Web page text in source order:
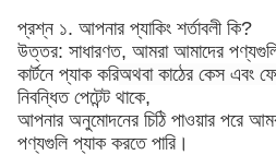
প্রশ্ন ১. আপনার প্যাকিং শর্তাবলী কি?
উত্তর: সাধারণত, আমরা আমাদের পণ্যগুলি
কার্টনে প্যাক করিঅথবা কাঠের কেস এবং
নিবন্ধিত পেটেন্ট থাকে,
আপনার অনুমোদনের চিঠি পাওয়ার পরে
পণ্যগুলি প্যাক করতে পারি।